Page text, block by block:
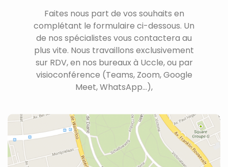
Faites nous part de vos souhaits en
complétant le formulaire ci-dessous. Un
de nos spécialistes vous contactera au
plus vite. Nous travaillons exclusivement
sur RDV, en nos bureaux à Uccle, ou par
visioconférence (Teams, Zoom, Google
Meet, WhatsApp...),